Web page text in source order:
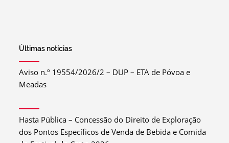
Últimas notícias
Aviso n.º 19554/2026/2 – DUP – ETA de Póvoa e
Meadas
Hasta Pública – Concessão do Direito de Exploração
dos Pontos Específicos de Venda de Bebida e Comida